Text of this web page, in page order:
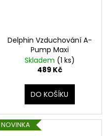
Delphin Vzduchování A-
Pump Maxi
Skladem (1 ks)
489 Kč
DO KOŠÍKU
NOVINKA